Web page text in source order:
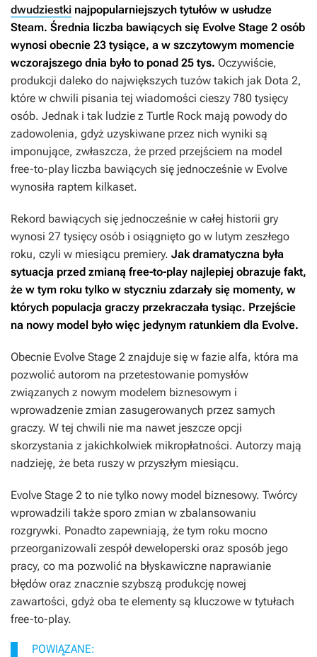
dwudziestki najpopularniejszych tytułów w usłudze
Steam. Średnia liczba bawiących się Evolve Stage 2 osób
wynosi obecnie 23 tysiące, a w szczytowym momencie
wczorajszego dnia było to ponad 25 tys. Oczywiście,
produkcji daleko do największych tuzów takich jak Dota 2,
które w chwili pisania tej wiadomości cieszy 780 tysięcy
osób. Jednak i tak ludzie z Turtle Rock mają powody do
zadowolenia, gdyż uzyskiwane przez nich wyniki są
imponujące, zwłaszcza, że przed przejściem na model
free-to-play liczba bawiących się jednocześnie w Evolve
wynosiła raptem kilkaset.
Rekord bawiących się jednocześnie w całej historii gry
wynosi 27 tysięcy osób i osiągnięto go w lutym zeszłego
roku, czyli w miesiącu premiery. Jak dramatyczna była
sytuacja przed zmianą free-to-play najlepiej obrazuje fakt,
że w tym roku tylko w styczniu zdarzały się momenty, w
których populacja graczy przekraczała tysiąc. Przejście
na nowy model było więc jedynym ratunkiem dla Evolve.
Obecnie Evolve Stage 2 znajduje się w fazie alfa, która ma
pozwolić autorom na przetestowanie pomysłów
związanych z nowym modelem biznesowym i
wprowadzenie zmian zasugerowanych przez samych
graczy. W tej chwili nie ma nawet jeszcze opcji
skorzystania z jakichkolwiek mikropłatności. Autorzy mają
nadzieję, że beta ruszy w przyszłym miesiącu.
Evolve Stage 2 to nie tylko nowy model biznesowy. Twórcy
wprowadzili także sporo zmian w zbalansowaniu
rozgrywki. Ponadto zapewniają, że tym roku mocno
przeorganizowali zespół deweloperski oraz sposób jego
pracy, co ma pozwolić na błyskawiczne naprawianie
błędów oraz znacznie szybszą produkcję nowej
zawartości, gdyż oba te elementy są kluczowe w tytułach
free-to-play.
POWIĄZANE: